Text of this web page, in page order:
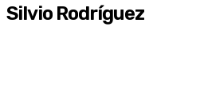
Silvio Rodríguez